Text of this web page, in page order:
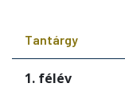
Tantárgy
1. félév